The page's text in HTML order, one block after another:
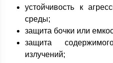
устойчивость к
среды;
защита бочки или
защита
излучений;